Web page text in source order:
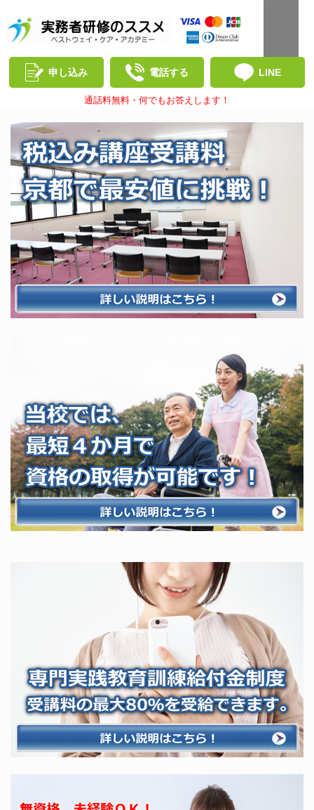
申し込み 電話する LINE
通話料無料・何でもお答えします！